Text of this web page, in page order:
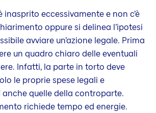
inasprito eccessivamente e non c’è
oppure si delinea l’ipotesi
avviare un’azione legale. Prima
un quadro chiaro delle eventuali
Infatti, la parte in torto deve
le proprie spese legali e
quelle della controparte.
richiede tempo ed energie.